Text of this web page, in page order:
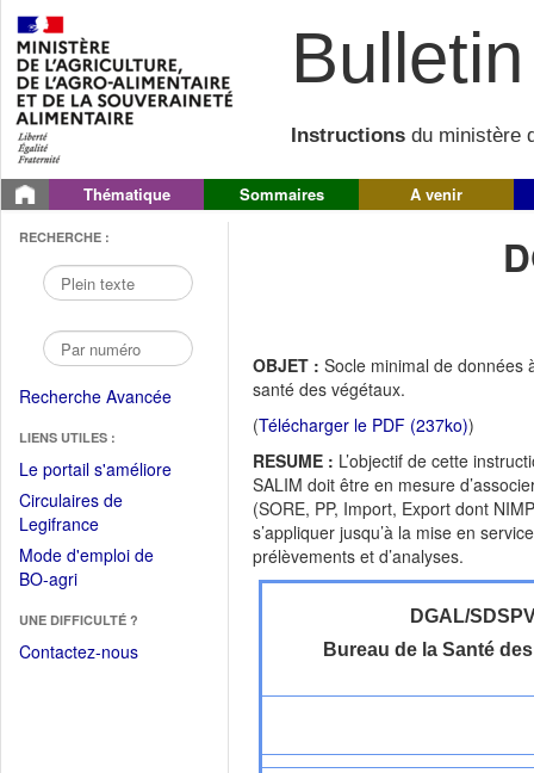
Instructions du ministère
Thématique Sommaires A venir
RECHERCHE :
Recherche Avancée
LIENS UTILES :
Le portail s'améliore(Fichier
Circulaires de
Legifrance(Ouvrir
dans
une
fenêtre)
Mode d'emploi de
BO-agri(Ouvrir
une
nouvelle
UNE DIFFICULTÉ ?
Contactez-nous
OBJET : Socle minimal de données
santé des végétaux.
(Télécharger le PDF (237ko))
RESUME : L’objectif de cette
SALIM doit être en mesure
(SORE, PP, Import, Export dont
s’appliquer jusqu’à la mise en
prélèvements et d’analyses.
DGAL/
Bureau de la Santé